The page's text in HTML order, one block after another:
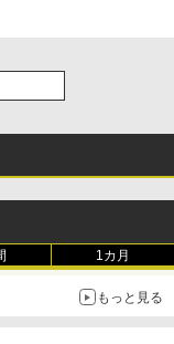
プレイ、64GBスト
載、明るさ自動調
1カ月
もっと見る